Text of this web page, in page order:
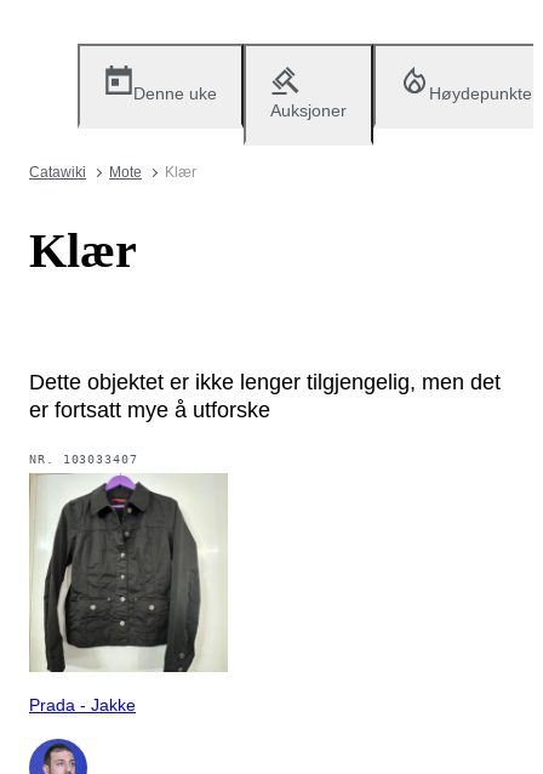
Denne uke
Auksjoner
Høydepunkter
Catawiki Mote Klær
Klær
Dette objektet er ikke lenger tilgjengelig, men det
er fortsatt mye å utforske
NR. 103033407
Prada - Jakke